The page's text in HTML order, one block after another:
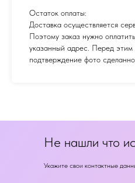
Остаток оплаты:
Доставка осуществляется
Поэтому заказ нужно
указанный адрес. Перед
подтверждение фото
Не нашли что
Укажите свои контактные